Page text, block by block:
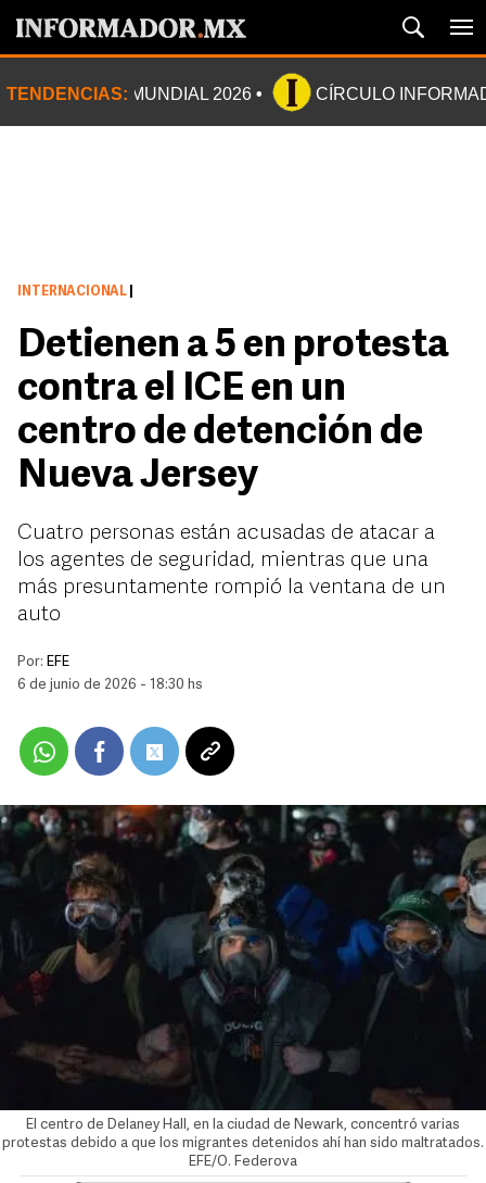
TENDENCIAS: MUNDIAL 2026 CÍRCULO
INTERNACIONAL
Detienen a 5 en protesta
contra el ICE en un
centro de detención de
Nueva Jersey
Cuatro personas están acusadas de atacar a
los agentes de seguridad, mientras que una
más presuntamente rompió la ventana de un
auto
Por: EFE
6 de junio de 2026 - 18:30 hs
El centro de Delaney Hall, en la ciudad de Newark, concentró varias
protestas debido a que los migrantes detenidos ahí han sido maltratados.
EFE/O. Federova